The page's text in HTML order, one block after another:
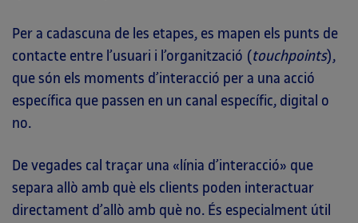
Per a cadascuna de les etapes, es mapen els punts de
contacte entre l’usuari i l’organització (touchpoints),
que són els moments d’interacció per a una acció
específica que passen en un canal específic, digital o
no.
De vegades cal traçar una «línia d’interacció» que
separa allò amb què els clients poden interactuar
directament d’allò amb què no. És especialment útil